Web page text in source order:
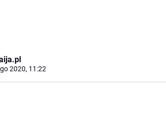
2020, 11:22